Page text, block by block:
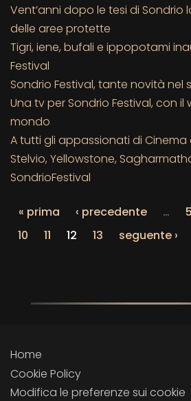
Vent’anni dopo le tesi di Sondrio
delle aree protette
Tigri, iene, bufali e ippopotami
Festival
Sondrio Festival, tante novità nel
Una tv per Sondrio Festival, con il
mondo
A tutti gli appassionati di Cinema
Stelvio, Yellowstone,
SondrioFestival
« prima ‹ precedente … 5
10
11 12 13 seguente ›
Home
Cookie Policy
Modifica le preferenze sui cookie